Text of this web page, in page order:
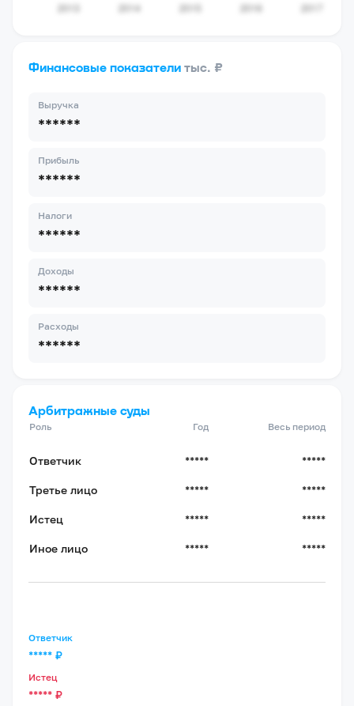
Финансовые показатели тыс. ₽
Выручка
******
Прибыль
******
Налоги
******
Доходы
******
Расходы
******
Арбитражные суды
Роль Год Весь период
Ответчик ***** *****
Третье лицо ***** *****
Истец ***** *****
Иное лицо ***** *****
Ответчик
***** ₽
Истец
***** ₽